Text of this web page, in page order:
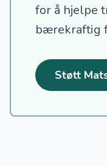
for å hjelpe
bærekraftig
Støtt